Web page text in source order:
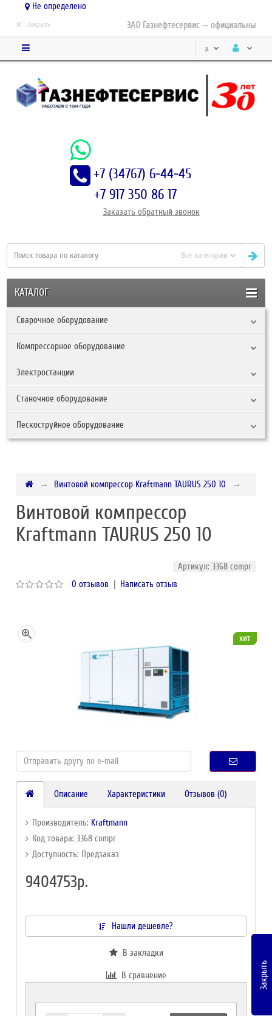
Не определено
ЗАО Газнефтесервис — официальный
× Закрыть
р.
+7 (34767) 6-44-45
+7 917 350 86 17
Заказать обратный звонок
Все категории
КАТАЛОГ
Сварочное оборудование
Компрессорное оборудование
Электростанции
Станочное оборудование
Пескоструйное оборудование
Винтовой компрессор Kraftmann TAURUS 250 10
Винтовой компрессор
Kraftmann TAURUS 250 10
Артикул: 3368 compr
0 отзывов | Написать отзыв
хит
Описание Характеристики Отзывов (0)
Производитель: Kraftmann
Код товара: 3368 compr
Доступность: Предзаказ
9404753р.
Нашли дешевле?
В закладки
В сравнение Закрыть